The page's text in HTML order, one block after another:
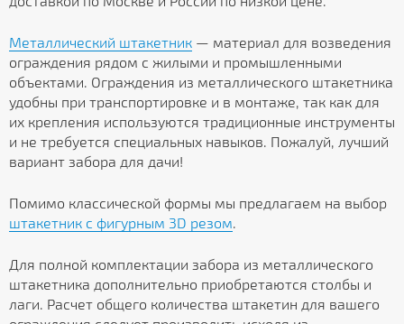
Металлический штакетник — материал для возведения
ограждения рядом с жилыми и промышленными
объектами. Ограждения из металлического штакетника
удобны при транспортировке и в монтаже, так как для
их крепления используются традиционные инструменты
и не требуется специальных навыков. Пожалуй, лучший
вариант забора для дачи!
Помимо классической формы мы предлагаем на выбор
штакетник с фигурным 3D резом.
Для полной комплектации забора из металлического
штакетника дополнительно приобретаются столбы и
лаги. Расчет общего количества штакетин для вашего